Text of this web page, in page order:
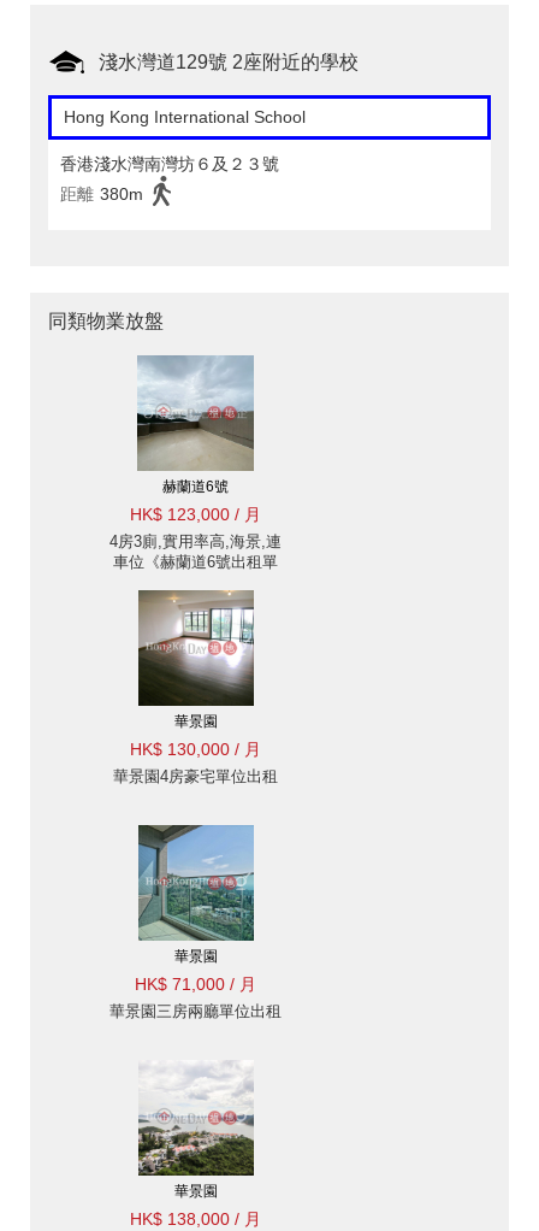
淺水灣道129號 2座附近的學校
Hong Kong International School
香港淺水灣南灣坊６及２３號
距離 380m
同類物業放盤
赫蘭道6號
HK$ 123,000 / 月
4房3廁,實用率高,海景,連
車位《赫蘭道6號出租單
華景園
HK$ 130,000 / 月
華景園4房豪宅單位出租
華景園
HK$ 71,000 / 月
華景園三房兩廳單位出租
華景園
HK$ 138,000 / 月